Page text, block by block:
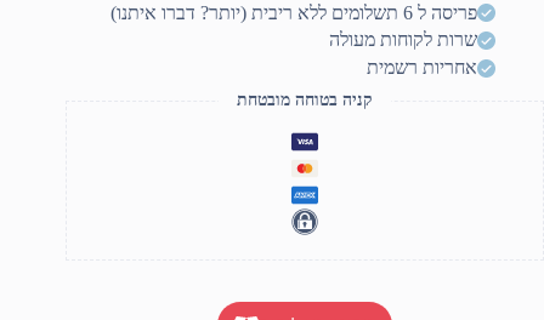
פריסה ל 6 תשלומים ללא ריבית (יותר? דברו איתנו)
שרות לקוחות מעולה
אחריות רשמית
קניה בטוחה מובטחת